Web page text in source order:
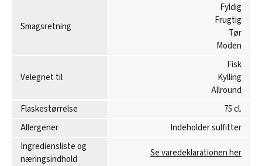
Smagsretning
Fyldig
Frugtig
Tør
Moden
Velegnet til
Fisk
Kylling
Allround
Flaskestørrelse
75 cl.
Allergener
Indeholder sulfitter
Ingrediensliste og
næringsindhold
Se varedeklarationen her